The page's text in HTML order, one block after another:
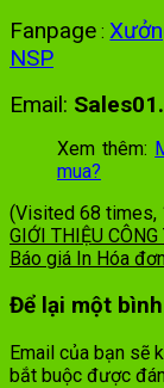
Fanpage :
NSP
Email:
Xem thêm:
mua?
(Visited 68 times,
GIỚI THIỆU
Báo giá In Hóa
Để lại một
Email của bạn sẽ
bắt buộc được